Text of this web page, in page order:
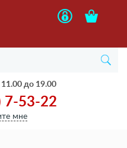
11.00 до 19.00
7-53-22
мне